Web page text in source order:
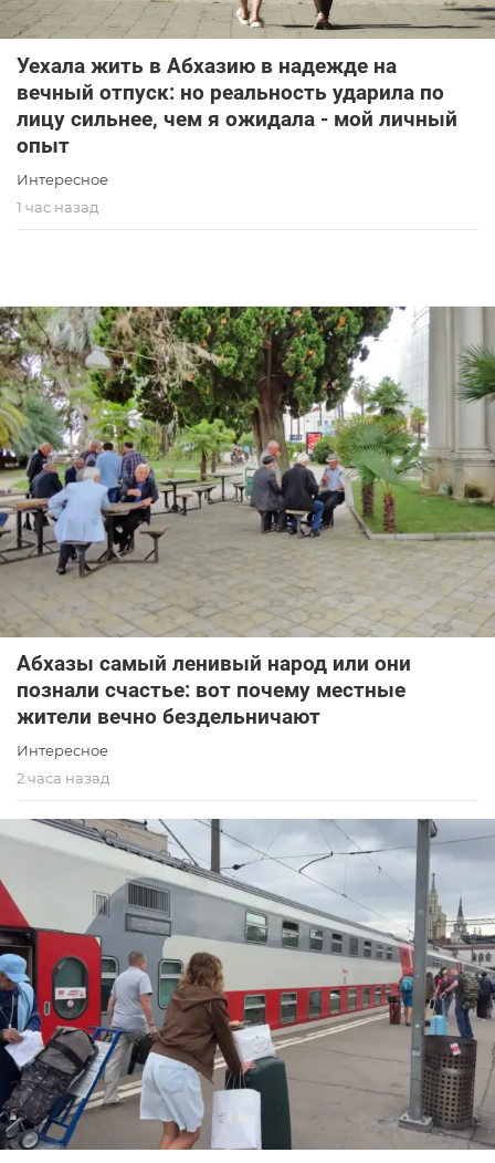
Уехала жить в Абхазию в надежде на
вечный отпуск: но реальность ударила по
лицу сильнее, чем я ожидала - мой личный
опыт
Интересное
1 час назад
Абхазы самый ленивый народ или они
познали счастье: вот почему местные
жители вечно бездельничают
Интересное
2 часа назад